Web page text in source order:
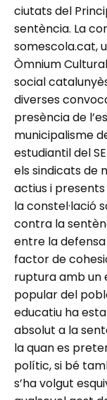
ciutats del
sentència. La
somescola.cat,
Òmnium
social
diverses
presència de
municipalisme
estudiantil del
els sindicats de
actius i
la constel·lació
contra la
entre la
factor de
ruptura amb un
popular del
educatiu ha
absolut a la
la quan es
polític, si bé
s’ha volgut